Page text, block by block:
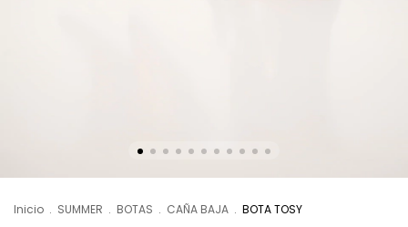
Inicio . SUMMER . BOTAS . CAÑA BAJA . BOTA TOSY